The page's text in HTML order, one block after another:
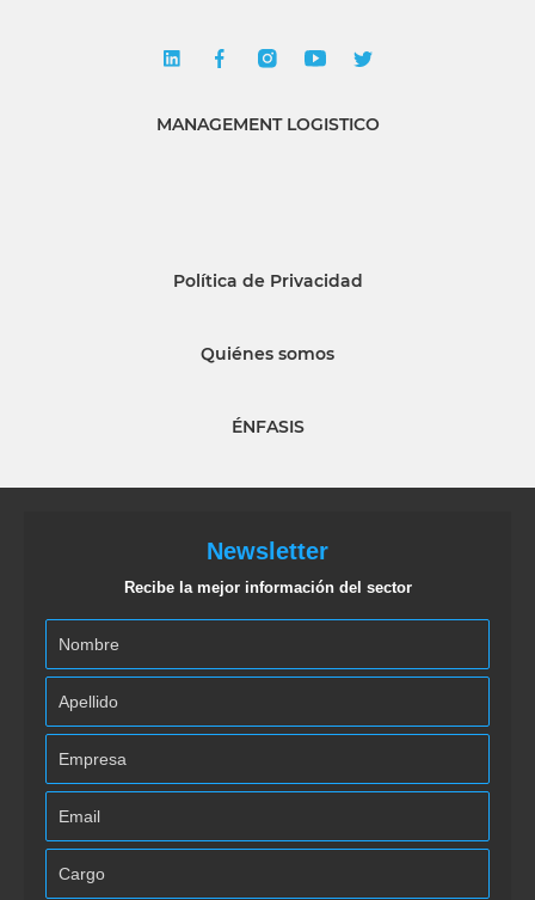
MANAGEMENT LOGISTICO
Política de Privacidad
Quiénes somos
ÉNFASIS
Newsletter
Recibe la mejor información del sector